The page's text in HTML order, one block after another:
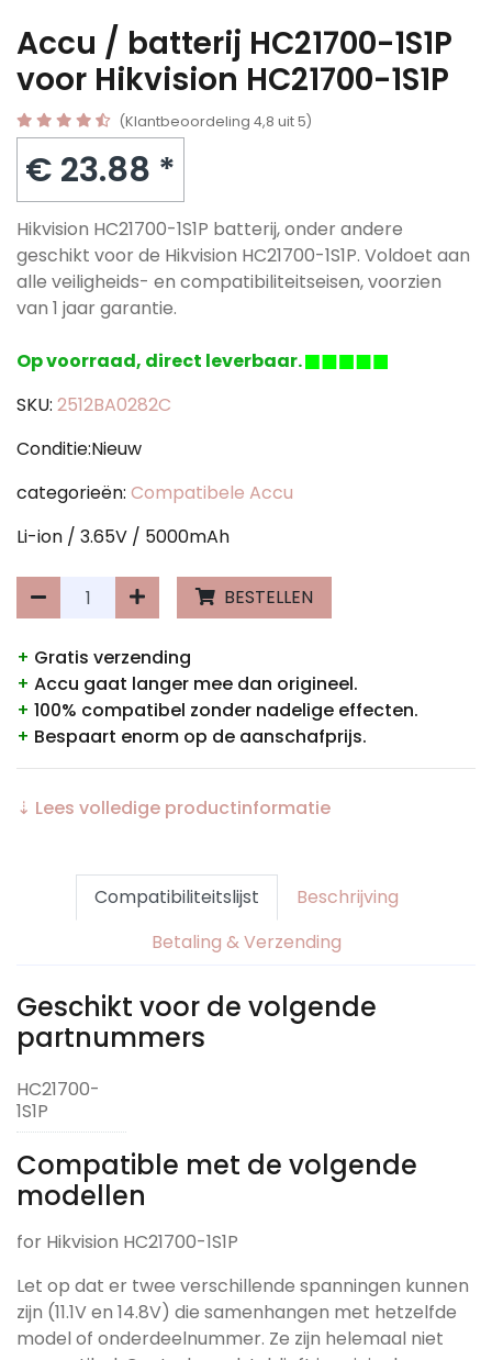
Accu / batterij HC21700-1S1P
voor Hikvision HC21700-1S1P
(Klantbeoordeling 4,8 uit 5)
€ 23.88 *
Hikvision HC21700-1S1P batterij, onder andere
geschikt voor de Hikvision HC21700-1S1P. Voldoet aan
alle veiligheids- en compatibiliteitseisen, voorzien
van 1 jaar garantie.
Op voorraad, direct leverbaar.
SKU: 2512BA0282C
Conditie:Nieuw
categorieën: Compatibele Accu
Li-ion / 3.65V / 5000mAh
BESTELLEN
+ Gratis verzending
+ Accu gaat langer mee dan origineel.
+ 100% compatibel zonder nadelige effecten.
+ Bespaart enorm op de aanschafprijs.
⇣ Lees volledige productinformatie
Compatibiliteitslijst
Beschrijving
Betaling & Verzending
Geschikt voor de volgende
partnummers
HC21700-
1S1P
Compatible met de volgende
modellen
for Hikvision HC21700-1S1P
Let op dat er twee verschillende spanningen kunnen
zijn (11.1V en 14.8V) die samenhangen met hetzelfde
model of onderdeelnummer. Ze zijn helemaal niet